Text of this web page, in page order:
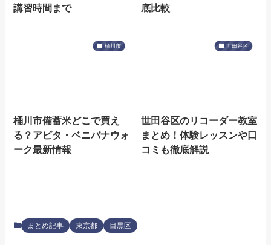
講習時間まで
底比較
桶川市
桶川市備蓄米どこで買え
る？アピタ・ベニバナウォ
ーク最新情報
世田谷区
世田谷区のリコーダー教室
まとめ！体験レッスンや口
コミも徹底解説
まとめ記事 東京都 目黒区